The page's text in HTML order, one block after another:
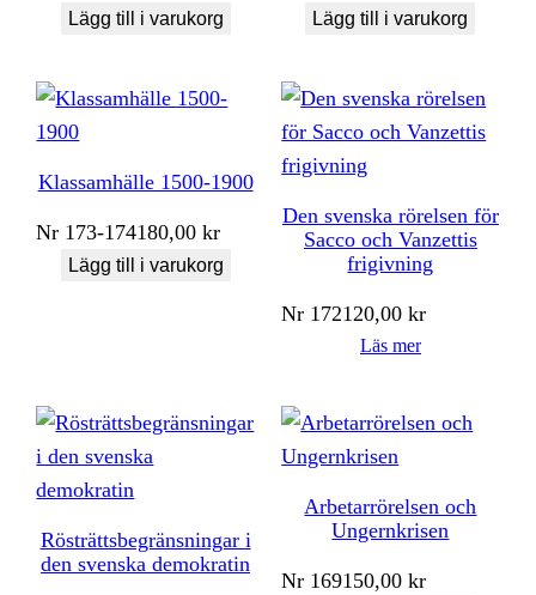
Lägg till i varukorg Lägg till i varukorg
Klassamhälle 1500-1900
Nr 173-174180,00kr
Lägg till i varukorg
Den svenska rörelsen för
Sacco och Vanzettis
frigivning
Nr 172120,00kr
Läs mer
Rösträttsbegränsningar i
den svenska demokratin
Arbetarrörelsen och
Ungernkrisen
Nr 169150,00kr